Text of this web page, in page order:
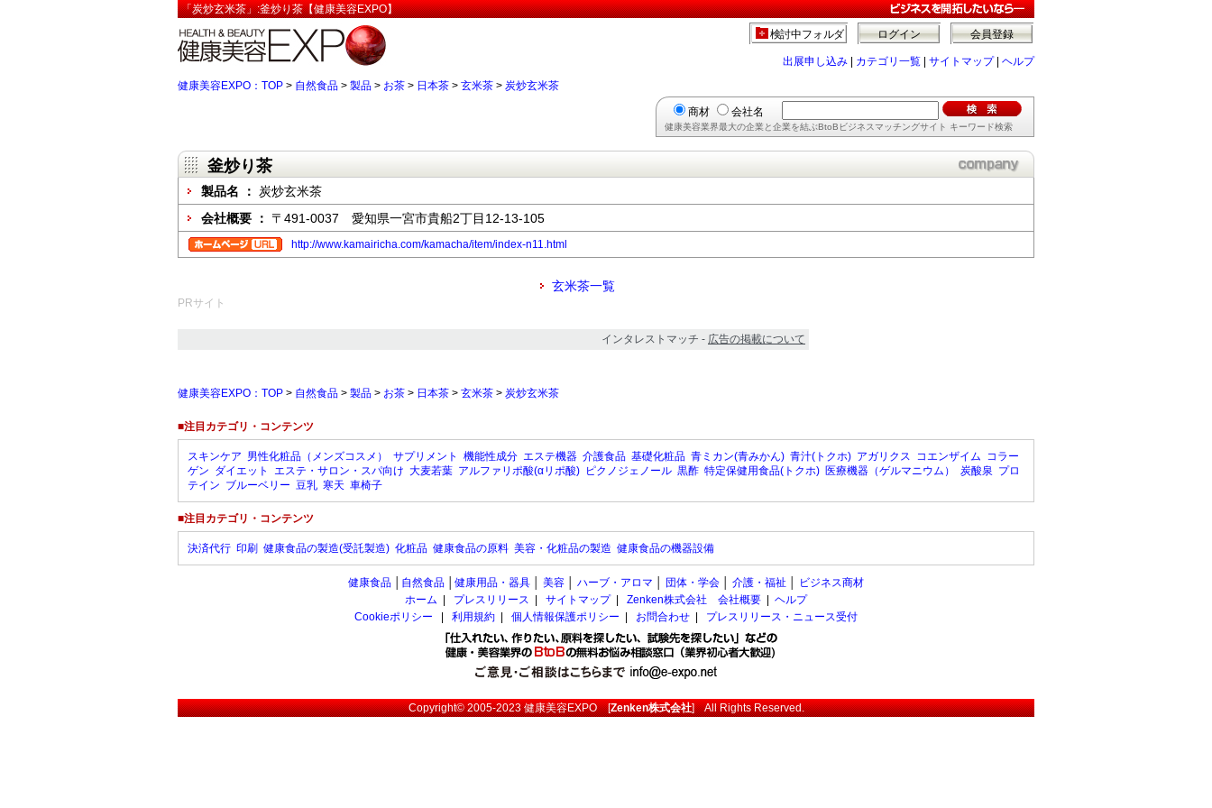
「炭炒玄米茶」:釜炒り茶【健康美容EXPO】
会員登録
ログイン
検討中フォルダ
出展申し込み カテゴリ一覧 サイトマップ| ヘルプ
健康美容EXPO：TOP > 自然食品 > 製品 > お茶 > 日本茶 > 玄米茶 > 炭炒玄米茶
商材 会社名
健康美容業界最大の企業と企業を結ぶBtoBビジネスマッチングサイト キーワード検索
釜炒り茶
製品名 ： 炭炒玄米茶
会社概要 ： 〒491-0037 愛知県一宮市貴船2丁目12-13-105
http://www.kamairicha.com/kamacha/item/index-n11.html
玄米茶一覧
PRサイト
インタレストマッチ - 広告の掲載について
健康美容EXPO：TOP > 自然食品 > 製品 > お茶 > 日本茶 > 玄米茶 > 炭炒玄米茶
■注目カテゴリ・コンテンツ
スキンケア 男性化粧品（メンズコスメ） サプリメント 機能性成分 エステ機器 介護食品 基礎化粧品 青ミカン(青みかん) 青汁(トクホ) アガリクス コエンザイム コラー
ゲン ダイエット エステ・サロン・スパ向け 大麦若葉 アルファリポ酸(αリポ酸) ピクノジェノール 黒酢 特定保健用食品(トクホ) 医療機器（ゲルマニウム） 炭酸泉 プロ
テイン ブルーベリー 豆乳 寒天 車椅子
■注目カテゴリ・コンテンツ
決済代行 印刷 健康食品の製造(受託製造) 化粧品 健康食品の原料 美容・化粧品の製造 健康食品の機器設備
健康食品 自然食品 健康用品・器具 美容 ハーブ・アロマ 団体・学会 介護・福祉
ビジネス商材
ホーム
プレスリリース サイトマップ| Zenken株式会社 会社概要
ヘルプ
Cookieポリシー
利用規約 個人情報保護ポリシー お問合わせ プレスリリース・ニュース受付
Copyright© 2005-2023健康美容EXPO[Zenken株式会社] All Rights Reserved.